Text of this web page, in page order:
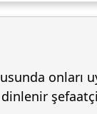
onları